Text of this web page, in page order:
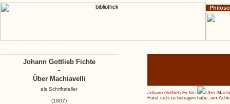
Johann Gottlieb Fichte
Über
Fürst sich zu betragen habe, um
Johann Gottlieb Fichte
-
Über Machiavelli
als Schriftsteller
(1807)